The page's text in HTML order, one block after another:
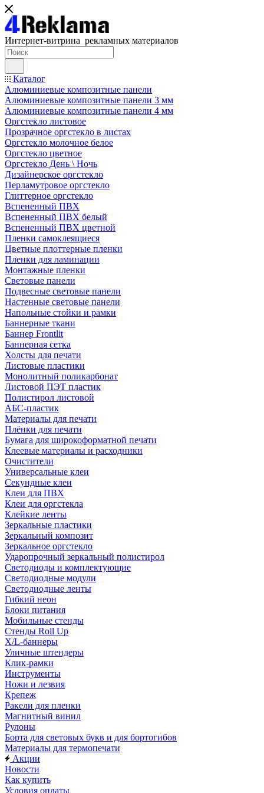
Интернет-витрина рекламных материалов
Каталог
Алюминиевые композитные панели
Алюминиевые композитные панели 3 мм
Алюминиевые композитные панели 4 мм
Оргстекло листовое
Прозрачное оргстекло в листах
Оргстекло молочное белое
Оргстекло цветное
Оргстекло День \ Ночь
Дизайнерское оргстекло
Перламутровое оргстекло
Глиттерное оргстекло
Вспененный ПВХ
Вспененный ПВХ белый
Вспененный ПВХ цветной
Пленки самоклеящиеся
Цветные плоттерные пленки
Пленки для ламинации
Монтажные пленки
Световые панели
Подвесные световые панели
Настенные световые панели
Напольные стойки и рамки
Баннерные ткани
Баннер Frontlit
Баннерная сетка
Холсты для печати
Листовые пластики
Монолитный поликарбонат
Листовой ПЭТ пластик
Полистирол листовой
АБС-пластик
Материалы для печати
Плёнки для печати
Бумага для широкоформатной печати
Клеевые материалы и расходники
Очистители
Универсальные клеи
Секундные клеи
Клеи для ПВХ
Клеи для оргстекла
Клейкие ленты
Зеркальные пластики
Зеркальный композит
Зеркальное оргстекло
Ударопрочный зеркальный полистирол
Светодиоды и комплектующие
Светодиодные модули
Светодиодные ленты
Гибкий неон
Блоки питания
Мобильные стенды
Стенды Roll Up
X/L-баннеры
Уличные штендеры
Клик-рамки
Инструменты
Ножи и лезвия
Крепеж
Ракели для пленки
Магнитный винил
Рулоны
Борта для световых букв и для бортогибов
Материалы для термопечати
Акции
Новости
Как купить
Условия оплаты